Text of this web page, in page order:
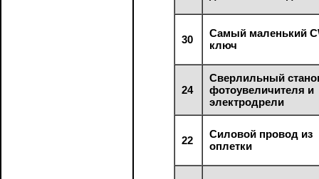
30
Самый маленький
ключ
24
Сверлильный
фотоувеличителя и
электродрели
22
Силовой провод из
оплетки